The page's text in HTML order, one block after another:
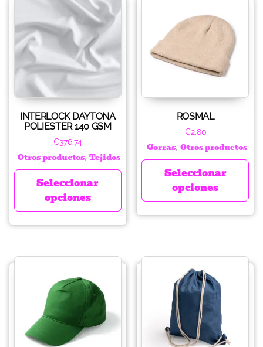
INTERLOCK DAYTONA
POLIESTER 140 GSM
€376.74
Otros productos, Tejidos
Seleccionar
opciones
ROSMAL
€2.80
Gorras, Otros productos
Seleccionar
opciones